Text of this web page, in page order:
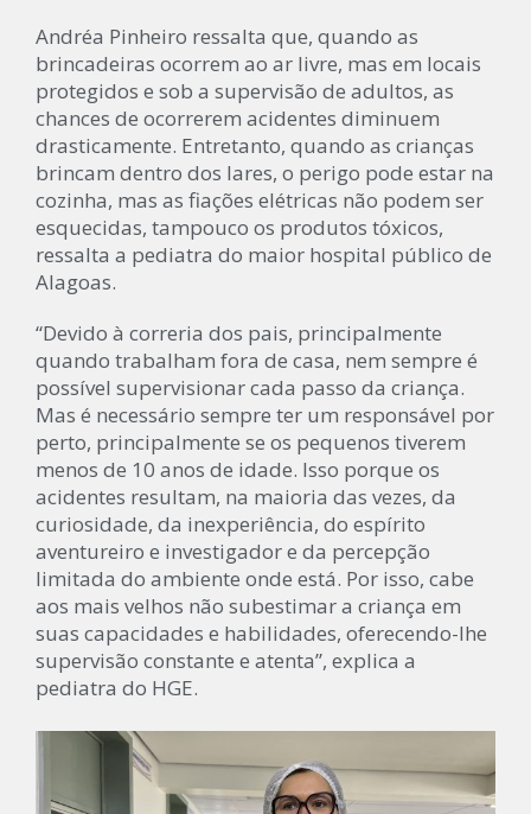
Andréa Pinheiro ressalta que, quando as
brincadeiras ocorrem ao ar livre, mas em locais
protegidos e sob a supervisão de adultos, as
chances de ocorrerem acidentes diminuem
drasticamente. Entretanto, quando as crianças
brincam dentro dos lares, o perigo pode estar na
cozinha, mas as fiações elétricas não podem ser
esquecidas, tampouco os produtos tóxicos,
ressalta a pediatra do maior hospital público de
Alagoas.
“Devido à correria dos pais, principalmente
quando trabalham fora de casa, nem sempre é
possível supervisionar cada passo da criança.
Mas é necessário sempre ter um responsável por
perto, principalmente se os pequenos tiverem
menos de 10 anos de idade. Isso porque os
acidentes resultam, na maioria das vezes, da
curiosidade, da inexperiência, do espírito
aventureiro e investigador e da percepção
limitada do ambiente onde está. Por isso, cabe
aos mais velhos não subestimar a criança em
suas capacidades e habilidades, oferecendo-lhe
supervisão constante e atenta”, explica a
pediatra do HGE.